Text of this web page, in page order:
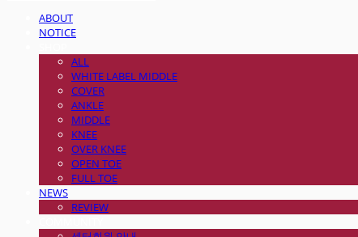
ABOUT
NOTICE
ALL
WHITE LABEL MIDDLE
COVER
ANKLE
MIDDLE
KNEE
OVER KNEE
OPEN TOE
FULL TOE
NEWS
REVIEW